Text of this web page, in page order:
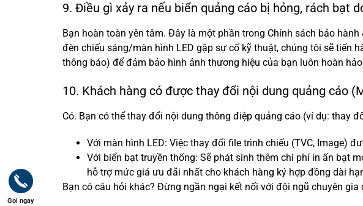
9. Điều gì xảy ra nếu biển quảng cáo bị hỏng, rách bạt
Bạn hoàn toàn yên tâm. Đây là một phần trong Chính sách bảo
đèn chiếu sáng/màn hình LED gặp sự cố kỹ thuật, chúng tôi sẽ tiến
thông báo) để đảm bảo hình ảnh thương hiệu của bạn luôn hoàn
10. Khách hàng có được thay đổi nội dung quảng cáo
Có. Bạn có thể thay đổi nội dung thông điệp quảng cáo (ví dụ: thay
Với màn hình LED: Việc thay đổi file trình chiếu (TVC, Image)
Với biển bạt truyền thống: Sẽ phát sinh thêm chi phí in ấn bạt
hỗ trợ mức giá ưu đãi nhất cho khách hàng ký hợp đồng dài
Bạn có câu hỏi khác? Đừng ngần ngại kết nối với đội ngũ chuyên
Gọi ngay